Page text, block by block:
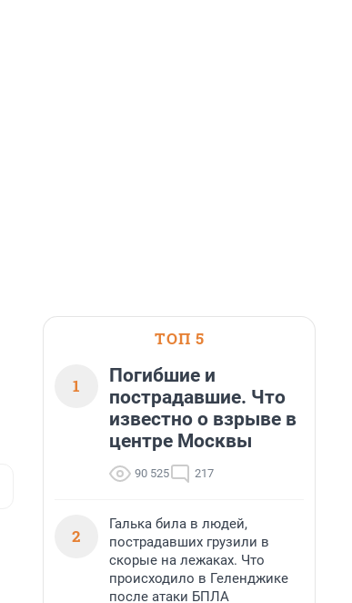
ТОП 5
1
Погибшие и
пострадавшие. Что
известно о взрыве в
центре Москвы
90 525 217
2
Галька била в людей,
пострадавших грузили в
скорые на лежаках. Что
происходило в Геленджике
после атаки БПЛА